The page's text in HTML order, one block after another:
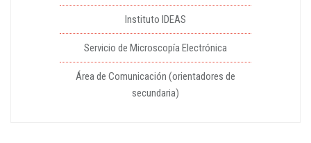
Instituto IDEAS
Servicio de Microscopía Electrónica
Área de Comunicación (orientadores de
secundaria)